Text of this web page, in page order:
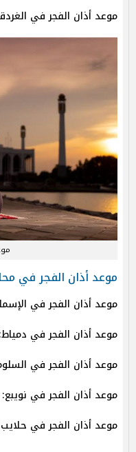
موعد أذان الفجر في الغردقة:
موعد أذان الفجر في
موعد أذان الفجر في
موعد أذان الفجر في دمياط: 4:39 ص
موعد أذان الفجر في السلوم:
موعد أذان الفجر في نويبع: 4:29 ص
موعد أذان الفجر في حلايب:4:24